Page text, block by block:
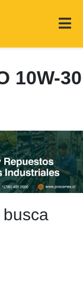
10W-30